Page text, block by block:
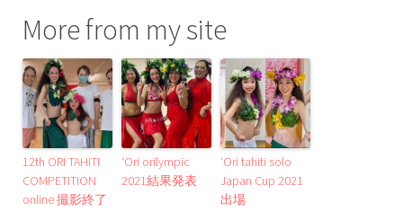
More from my site
12th ORI TAHITI
COMPETITION
online 撮影終了
‘Ori orilympic
2021結果発表
‘Ori tahiti solo
Japan Cup 2021
出場